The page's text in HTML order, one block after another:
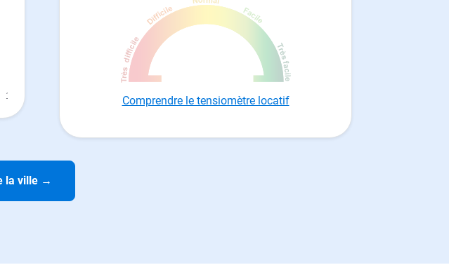
Comprendre le tensiomètre locatif
la ville →